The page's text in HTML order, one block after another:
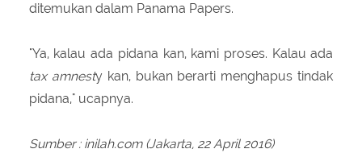
ditemukan dalam Panama Papers.
"Ya, kalau ada pidana kan, kami proses. Kalau ada
tax amnesty kan, bukan berarti menghapus tindak
pidana," ucapnya.
Sumber : inilah.com (Jakarta, 22 April 2016)